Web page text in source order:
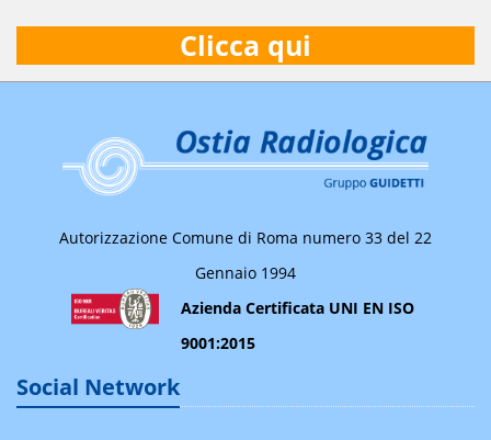
Clicca qui
Autorizzazione Comune di Roma numero 33 del 22
Gennaio 1994
Azienda Certificata UNI EN ISO
9001:2015
Social Network